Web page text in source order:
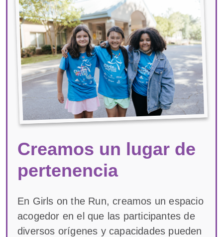
Creamos un lugar de
pertenencia
En Girls on the Run, creamos un espacio
acogedor en el que las participantes de
diversos orígenes y capacidades pueden